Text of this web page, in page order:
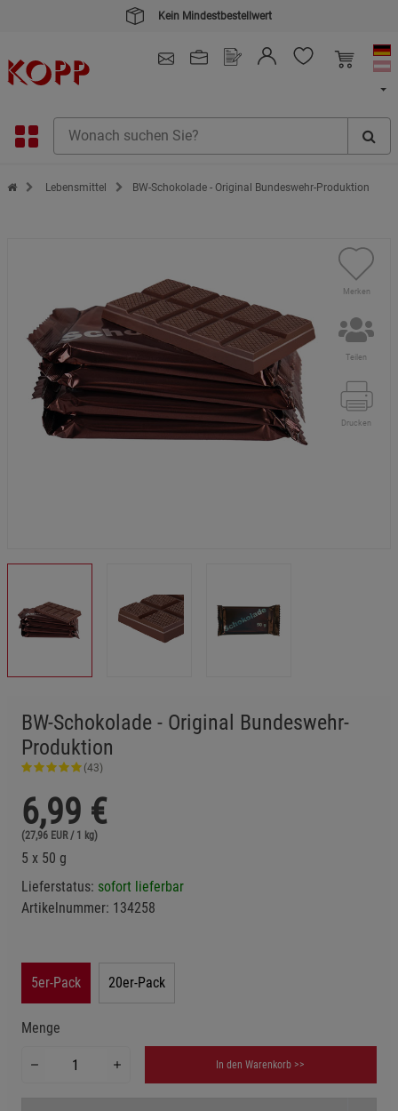
Kein Mindestbestellwert
Zur Startseite des Kopp Verlag Online-Shop
Lebensmittel BW-Schokolade - Original Bundeswehr-Produktion
Merken
Teilen
Drucken
BW-Schokolade - Original Bundeswehr-
Produktion
(43)
6,99 €
(27,96 EUR / 1 kg)
5 x 50 g
Lieferstatus: sofort lieferbar
Artikelnummer: 134258
5er-Pack 20er-Pack
Menge
In den Warenkorb >>